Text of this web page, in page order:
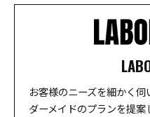
お客様のニーズを細かく
ダーメイドのプランを提